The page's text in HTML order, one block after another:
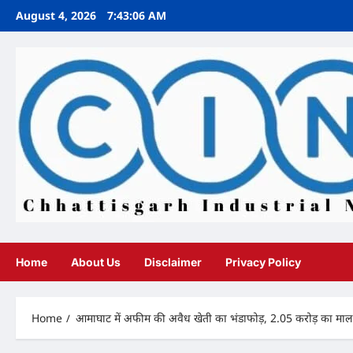
SkipAugust 4, 2026 7:43:08 AM
Home About Us Disclaimer Privacy Policy
Home आमाघाट में अफीम की अवैध खेती का भंडाफोड़, 2.05 करोड़ का